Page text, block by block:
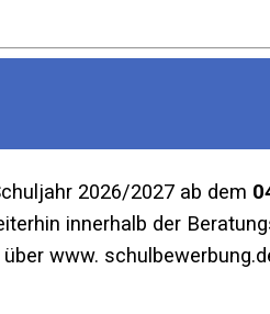
2026/2027 ab dem
innerhalb der
www.